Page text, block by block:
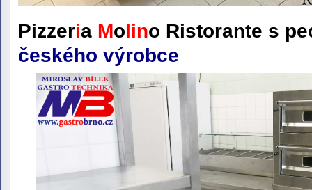
PizzeriaMolino Ristorante s
českého výrobce